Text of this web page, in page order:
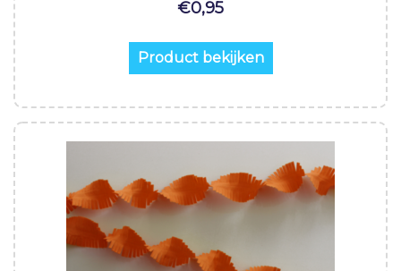
€0,95
Product bekijken